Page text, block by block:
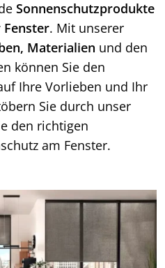
Sonnenschutzprodukte
. Mit unserer
Materialien und den
können Sie den
Ihre Vorlieben und Ihr
Sie durch unser
den richtigen
am Fenster.